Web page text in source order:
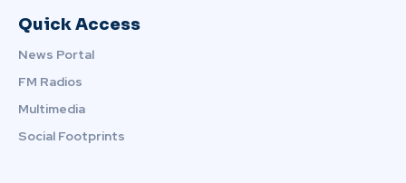
Quick Access
News Portal
FM Radios
Multimedia
Social Footprints